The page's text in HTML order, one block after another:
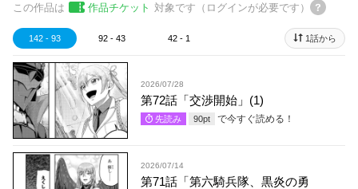
この作品は 作品チケット 対象です（ログインが必要です）
142 - 93 92 - 43 42 - 1 1話から
2026/07/28
第72話「交渉開始」(1)
先読み 90pt で今すぐ読める！
2026/07/14
第71話「第六騎兵隊、黒炎の勇